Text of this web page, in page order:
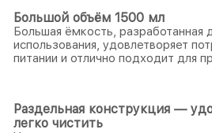
Большой объём 1500 мл
Большая ёмкость, разработанная
использования, удовлетворяет
питании и отлично подходит для
Раздельная конструкция —
легко чистить